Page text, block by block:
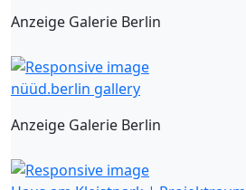
Anzeige Galerie Berlin
nüüd.berlin gallery
Anzeige Galerie Berlin